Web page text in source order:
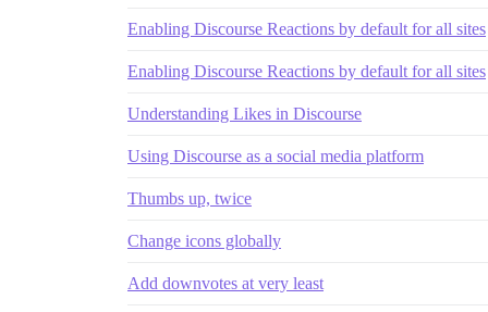
Enabling Discourse Reactions by default for all sites
Enabling Discourse Reactions by default for all sites
Understanding Likes in Discourse
Using Discourse as a social media platform
Thumbs up, twice
Change icons globally
Add downvotes at very least